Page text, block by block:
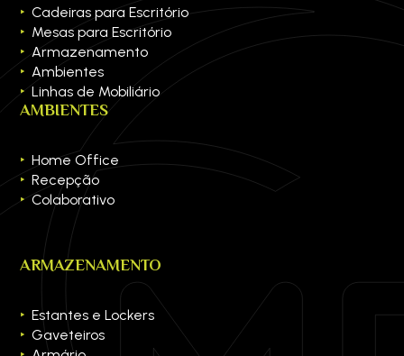
Cadeiras para Escritório
Mesas para Escritório
Armazenamento
Ambientes
Linhas de Mobiliário
AMBIENTES
Home Office
Recepção
Colaborativo
ARMAZENAMENTO
Estantes e Lockers
Gaveteiros